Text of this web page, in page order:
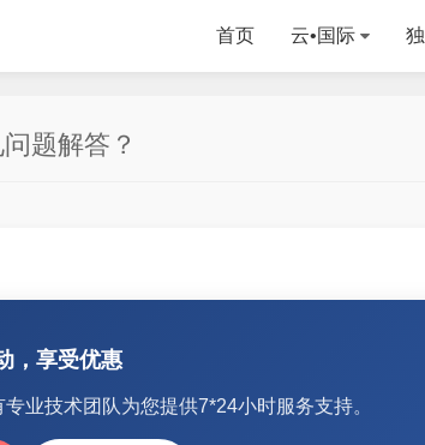
首页 云•国际
题解答？
，享受优惠
业技术团队为您提供7*24小时服务支持。